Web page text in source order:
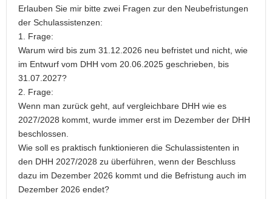
Erlauben Sie mir bitte zwei Fragen zur den Neubefristungen
der Schulassistenzen:
1. Frage:
Warum wird bis zum 31.12.2026 neu befristet und nicht, wie
im Entwurf vom DHH vom 20.06.2025 geschrieben, bis
31.07.2027?
2. Frage:
Wenn man zurück geht, auf vergleichbare DHH wie es
2027/2028 kommt, wurde immer erst im Dezember der DHH
beschlossen.
Wie soll es praktisch funktionieren die Schulassistenten in
den DHH 2027/2028 zu überführen, wenn der Beschluss
dazu im Dezember 2026 kommt und die Befristung auch im
Dezember 2026 endet?